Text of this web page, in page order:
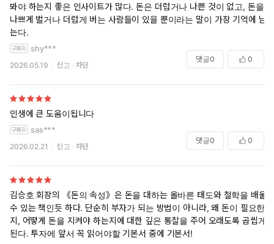
봐야 하는지 좋은 인사이트가 많다. 돈은 더럽거나 나쁜 것이 없고, 돈을
나쁘게 벌거나 더럽게 버는 사람들이 있을 뿐이라는 말이 가장 기억에 남
는다.
shy***
2026.05.19 신고 차단
댓글0 0
인생에 큰 도움이됩니다
sas***
2026.02.21 신고 차단
댓글0 0
김승호 회장의 《돈의 속성》은 돈을 대하는 올바른 태도와 철학을 배울
수 있는 책인듯 하다. 단순히 부자가 되는 방법이 아니라, 왜 돈이 필요한
지, 어떻게 돈을 지켜야 하는지에 대한 깊은 통찰을 주어 오래도록 곱씹게
된다. 투자에 앞서 꼭 읽어야할 기본서 중에 기본서!